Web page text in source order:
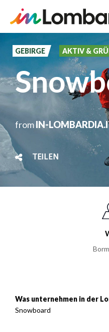
Direkt
zum
Inhalt
GEBIRGE AKTIV &
fromIN-
TEILEN
Was unternehmen in der
Snowboard